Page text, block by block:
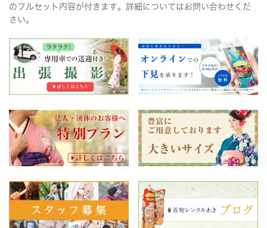
のフルセット内容が付きます。詳細についてはお問い合わせくだ
さい。